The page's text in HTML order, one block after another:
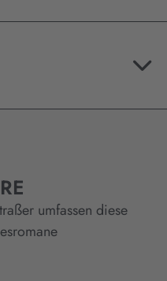
umfassen diese